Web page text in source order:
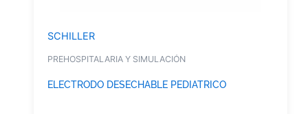
SCHILLER
PREHOSPITALARIA Y SIMULACIÓN
ELECTRODO DESECHABLE PEDIATRICO